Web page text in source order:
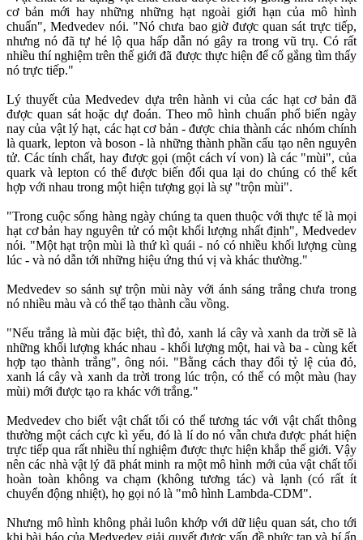
cơ bản mới hay những những hạt ngoài giới hạn của mô hình
chuẩn", Medvedev nói. "Nó chưa bao giờ được quan sát trực tiếp,
nhưng nó đã tự hé lộ qua hấp dẫn nó gây ra trong vũ trụ. Có rất
nhiều thí nghiệm trên thế giới đã được thực hiện để cố gắng tìm thấy
nó trực tiếp."
Lý thuyết của Medvedev dựa trên hành vi của các hạt cơ bản đã
được quan sát hoặc dự đoán. Theo mô hình chuẩn phổ biến ngày
nay của vật lý hạt, các hạt cơ bản - được chia thành các nhóm chính
là quark, lepton và boson - là những thành phần cấu tạo nên nguyên
tử. Các tính chất, hay được gọi (một cách ví von) là các "mùi", của
quark và lepton có thể được biến đổi qua lại do chúng có thể kết
hợp với nhau trong một hiện tượng gọi là sự "trộn mùi".
"Trong cuộc sống hàng ngày chúng ta quen thuộc với thực tế là mọi
hạt cơ bản hay nguyên tử có một khối lượng nhất định", Medvedev
nói. "Một hạt trộn mùi là thứ kì quái - nó có nhiều khối lượng cùng
lúc - và nó dẫn tới những hiệu ứng thú vị và khác thường."
Medvedev so sánh sự trộn mùi này với ánh sáng trắng chưa trong
nó nhiều màu và có thể tạo thành cầu vồng.
"Nếu trắng là mùi đặc biệt, thì đỏ, xanh lá cây và xanh da trời sẽ là
những khối lượng khác nhau - khối lượng một, hai và ba - cùng kết
hợp tạo thành trắng", ông nói. "Bằng cách thay đổi tỷ lệ của đỏ,
xanh lá cây và xanh da trời trong lúc trộn, có thể có một màu (hay
mùi) mới được tạo ra khác với trắng."
Medvedev cho biết vật chất tối có thể tương tác với vật chất thông
thường một cách cực kì yếu, đó là lí do nó vẫn chưa được phát hiện
trực tiếp qua rất nhiều thí nghiệm được thực hiện khắp thế giới. Vậy
nên các nhà vật lý đã phát minh ra một mô hình mới của vật chất tối
hoàn toàn không va chạm (không tương tác) và lạnh (có rất ít
chuyển động nhiệt), họ gọi nó là "mô hình Lambda-CDM".
Nhưng mô hình không phải luôn khớp với dữ liệu quan sát, cho tới
khi bài báo của Medvedev giải quyết được vấn đề phức tạp và bí ẩn